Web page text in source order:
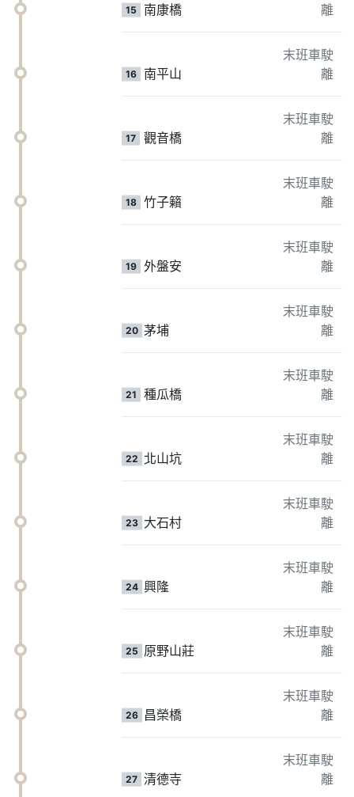
15 南康橋
離
16 南平山
末班車駛
離
17 觀音橋
末班車駛
離
18 竹子籟
末班車駛
離
19 外盤安
末班車駛
離
20 茅埔
末班車駛
離
21 種瓜橋
末班車駛
離
22 北山坑
末班車駛
離
23 大石村
末班車駛
離
24 興隆
末班車駛
離
25 原野山莊
末班車駛
離
26 昌榮橋
末班車駛
離
27 清德寺
末班車駛
離